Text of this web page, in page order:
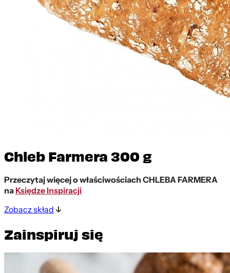
Chleb Farmera 300 g
Przeczytaj więcej o właściwościach CHLEBA FARMERA
naKsiędze Inspiracji
Zobacz skład
Zainspiruj się